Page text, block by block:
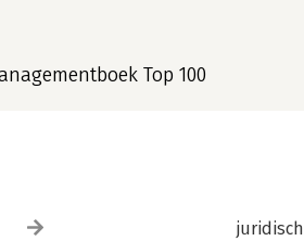
Top 100
juridisch